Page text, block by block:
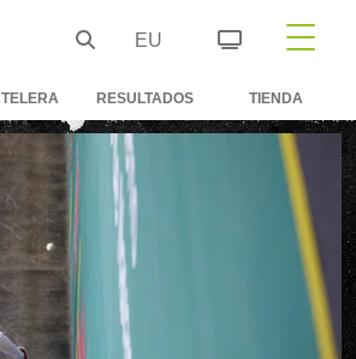
EU
RESULTADOS TIENDA